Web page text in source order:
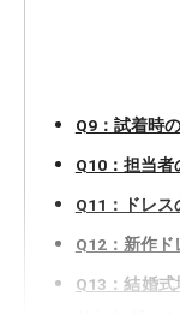
Q9：試着時
Q10：担当者
Q11：ドレス
Q12：新作ド
Q13：結婚